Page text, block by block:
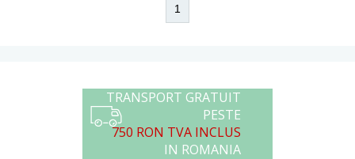
1
TRANSPORT GRATUIT
PESTE
750 RON TVA INCLUS
IN ROMANIA